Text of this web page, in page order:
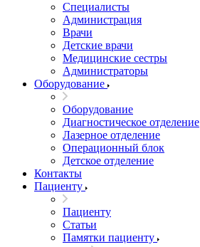
Специалисты
Администрация
Врачи
Детские врачи
Медицинские сестры
Администраторы
Оборудование
Оборудование
Диагностическое отделение
Лазерное отделение
Операционный блок
Детское отделение
Контакты
Пациенту
Пациенту
Статьи
Памятки пациенту